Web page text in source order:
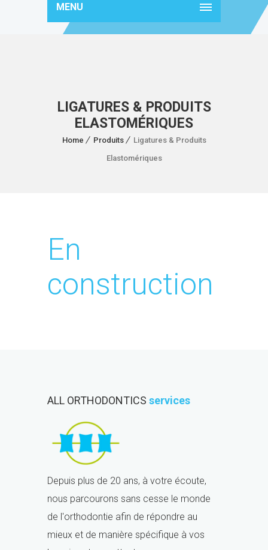
MENU
LIGATURES & PRODUITS
ELASTOMÉRIQUES
Home Produits
Ligatures & Produits
Elastomériques
En
construction
ALL ORTHODONTICS services
Depuis plus de 20 ans, à votre écoute,
nous parcourons sans cesse le monde
de l'orthodontie afin de répondre au
mieux et de manière spécifique à vos